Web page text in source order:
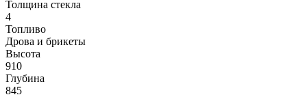
Толщина стекла
4
Топливо
Дрова и брикеты
Высота
910
Глубина
845